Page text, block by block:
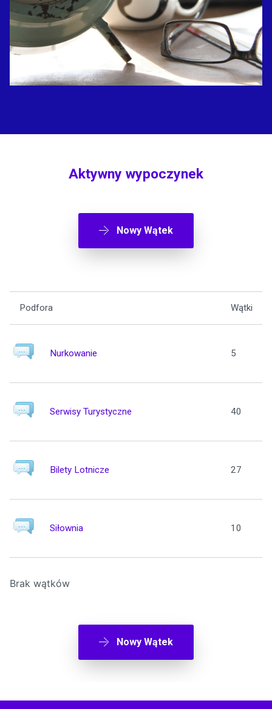
Aktywny wypoczynek
Nowy Wątek
Podfora Wątki
Nurkowanie 5
Serwisy Turystyczne 40
Bilety Lotnicze 27
Siłownia 10
Brak wątków
Nowy Wątek